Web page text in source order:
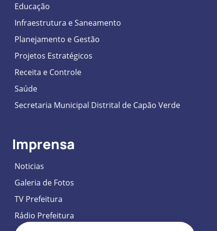
Educação
Infraestrutura e Saneamento
Planejamento e Gestão
Projetos Estratégicos
Receita e Controle
Saúde
Secretaria Municipal Distrital de Capão Verde
Imprensa
Noticias
Galeria de Fotos
TV Prefeitura
Rádio Prefeitura